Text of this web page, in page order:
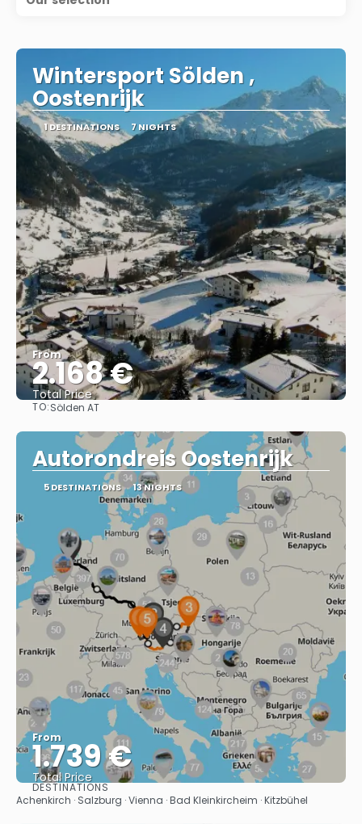
Wintersport Sölden ,
Oostenrijk
1 DESTINATIONS 7 NIGHTS
From
2.168 €
Total Price
TO:Sölden AT
Autorondreis Oostenrijk
5 DESTINATIONS 13 NIGHTS
From
1.739 €
Total Price
See
DESTINATIONS
Achenkirch · Salzburg · Vienna · Bad Kleinkircheim · Kitzbühel